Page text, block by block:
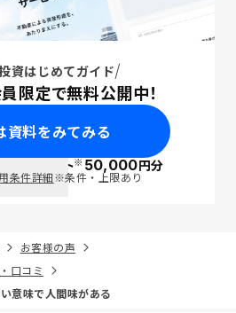
資はじめてガイド
限定で無料公開中！
資料をみてみる
ポイント※50,000円分
条件詳細※条件・上限あり
お客様の声
口コミ
意味で人間味がある